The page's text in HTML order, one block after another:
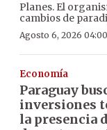
Planes. El
cambios de
Agosto 6, 2026
Economía
Paraguay
inversiones
la presencia